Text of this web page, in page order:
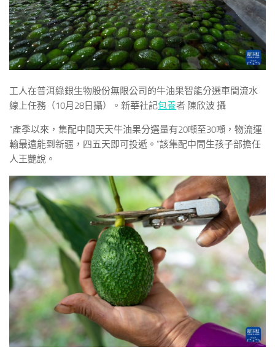
工人在普洱綠銀生物股份無限公司的牛油果智能分選車間流水
線上任務（10月28日攝）。新華社記包養者 陳欣波 攝
“產季以來，集配中間天天牛油果分選量有20噸至30噸，物流運
輸最遠能到新疆，四五天即可投遞。”該集配中間生孩子部擔任
人王艷說。